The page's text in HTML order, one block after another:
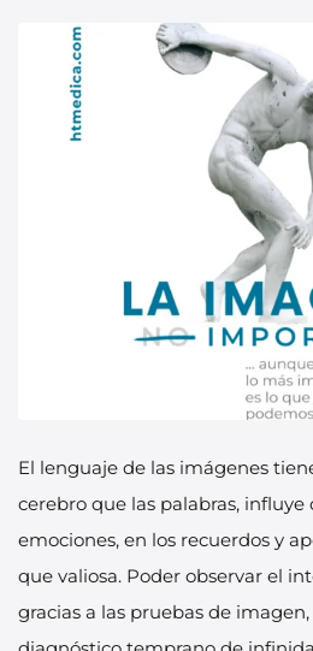
El lenguaje de las imágenes
cerebro que las palabras,
emociones, en los recuerdos y
que valiosa. Poder observar el
gracias a las pruebas de